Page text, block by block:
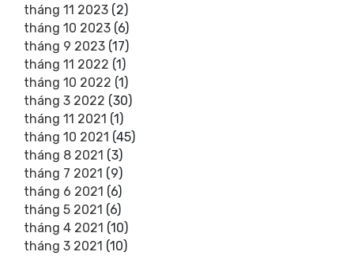
tháng 11 2023 (2)
tháng 10 2023 (6)
tháng 9 2023 (17)
tháng 11 2022 (1)
tháng 10 2022 (1)
tháng 3 2022 (30)
tháng 11 2021 (1)
tháng 10 2021 (45)
tháng 8 2021 (3)
tháng 7 2021 (9)
tháng 6 2021 (6)
tháng 5 2021 (6)
tháng 4 2021 (10)
tháng 3 2021 (10)